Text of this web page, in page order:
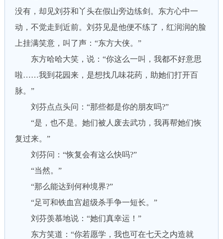
没有，却见刘芬和丫头在假山旁边练剑。东方心中一
动，不觉走到近前。刘芬见是他便不练了，红润润的脸
上挂满笑意，叫了声：“东方大侠。”
东方哈哈大笑，说：“你这么一叫，我都不好意思
啦……我到花园来，是想找几味花药，助她们打开百
脉。”
刘芬点点头问：“那些都是你的朋友吗?”
“是，也不是。她们被人废去武功，我再帮她们恢
复过来。”
刘芬问：“恢复会有这么快吗?”
“当然。”
“那么能达到何种境界?”
“足可和铁血宫超级杀手争一短长。”
刘芬羡慕地说：“她们真幸运！”
东方笑道：“你若愿学，我也可在七天之内造就